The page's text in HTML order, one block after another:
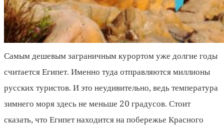
Самым дешевым заграничным курортом уже долгие годы
считается Египет. Именно туда отправляются миллионы
русских туристов. И это неудивительно, ведь температура
зимнего моря здесь не меньше 20 градусов. Стоит
сказать, что Египет находится на побережье Красного